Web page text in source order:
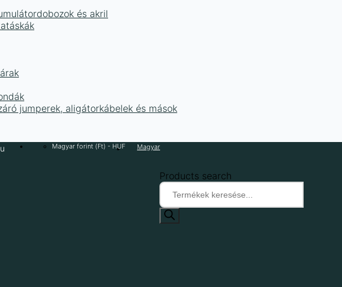
és akril
jumperek, aligátorkábelek és mások
Magyar forint (Ft) - HUF Magyar
Products search